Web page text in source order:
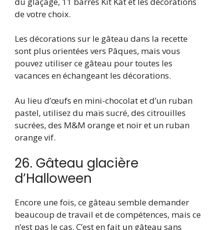
de votre choix.
Les décorations sur le gâteau dans la recette
sont plus orientées vers Pâques, mais vous
pouvez utiliser ce gâteau pour toutes les
vacances en échangeant les décorations.
Au lieu d’œufs en mini-chocolat et d’un ruban
pastel, utilisez du maïs sucré, des citrouilles
sucrées, des M&M orange et noir et un ruban
orange vif.
26. Gâteau glacière
d’Halloween
Encore une fois, ce gâteau semble demander
beaucoup de travail et de compétences, mais ce
n’est pas le cas. C’est en fait un gâteau sans